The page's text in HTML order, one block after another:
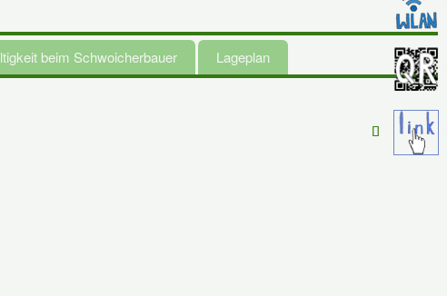
beim Schwoicherbauer Lageplan